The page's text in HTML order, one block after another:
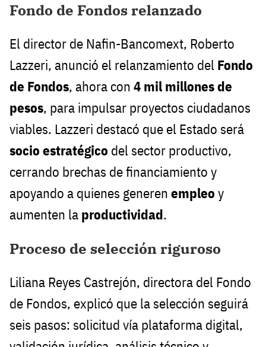
Fondo de Fondos relanzado
El director de Nafin-Bancomext, Roberto
Lazzeri, anunció el relanzamiento del Fondo
de Fondos, ahora con 4 mil millones de
pesos, para impulsar proyectos ciudadanos
viables. Lazzeri destacó que el Estado será
socio estratégico del sector productivo,
cerrando brechas de financiamiento y
apoyando a quienes generen empleo y
aumenten la productividad.
Proceso de selección riguroso
Liliana Reyes Castrejón, directora del Fondo
de Fondos, explicó que la selección seguirá
seis pasos: solicitud vía plataforma digital,